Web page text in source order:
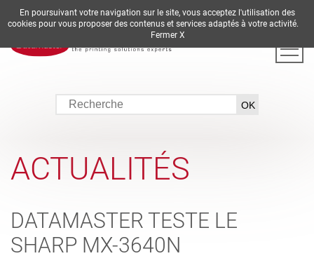
DE EN ES FR IT
ACTUALITÉS
DATAMASTER TESTE LE
SHARP MX-3640N
En poursuivant votre navigation sur le site, vous acceptez l'utilisation des
cookies pour vous proposer des contenus et services adaptés à votre activité.
Fermer X